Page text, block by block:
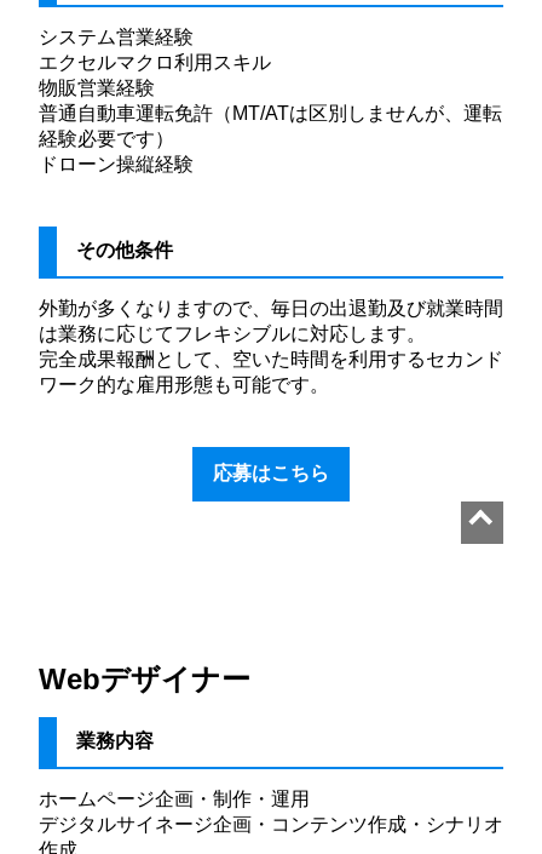
システム営業経験
エクセルマクロ利用スキル
物販営業経験
普通自動車運転免許（MT/ATは区別しませんが、運転
経験必要です）
ドローン操縦経験
その他条件
外勤が多くなりますので、毎日の出退勤及び就業時間
は業務に応じてフレキシブルに対応します。
完全成果報酬として、空いた時間を利用するセカンド
ワーク的な雇用形態も可能です。
応募はこちら
Webデザイナー
業務内容
ホームページ企画・制作・運用
デジタルサイネージ企画・コンテンツ作成・シナリオ
作成